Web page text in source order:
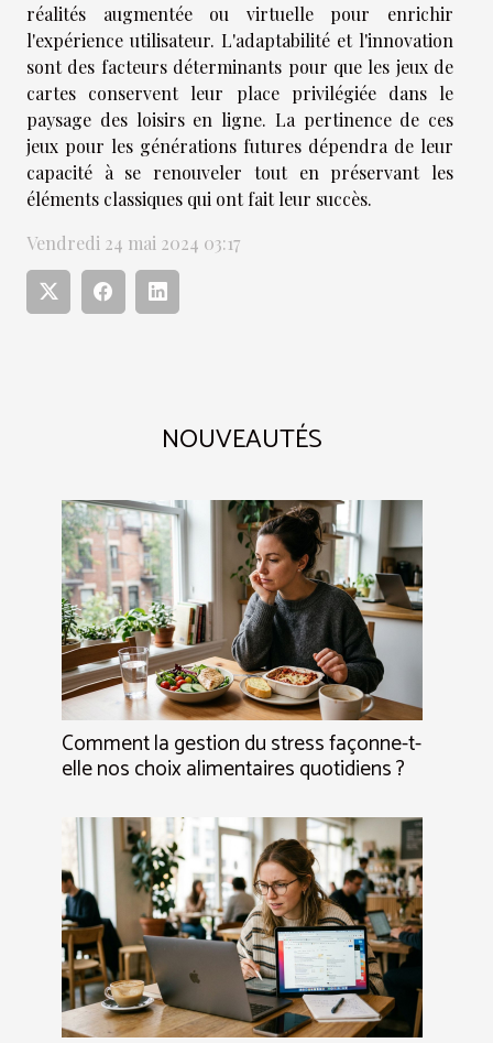
réalités augmentée ou virtuelle pour enrichir
l'expérience utilisateur. L'adaptabilité et l'innovation
sont des facteurs déterminants pour que les jeux de
cartes conservent leur place privilégiée dans le
paysage des loisirs en ligne. La pertinence de ces
jeux pour les générations futures dépendra de leur
capacité à se renouveler tout en préservant les
éléments classiques qui ont fait leur succès.
Vendredi 24 mai 2024 03:17
NOUVEAUTÉS
Comment la gestion du stress façonne-t-
elle nos choix alimentaires quotidiens ?